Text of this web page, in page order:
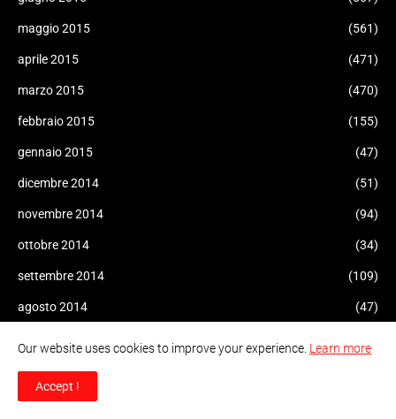
maggio 2015 (561)
aprile 2015 (471)
marzo 2015 (470)
febbraio 2015 (155)
gennaio 2015 (47)
dicembre 2014 (51)
novembre 2014 (94)
ottobre 2014 (34)
settembre 2014 (109)
agosto 2014 (47)
giugno 2014
maggio 2014
Our website uses cookies to improve your experience. Learn more
Accept !